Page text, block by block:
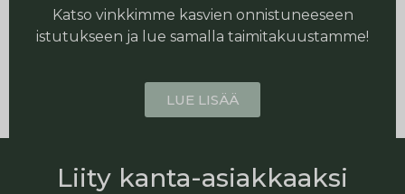
Katso vinkkimme kasvien onnistuneeseen
istutukseen ja lue samalla taimitakuustamme!
LUE LISÄÄ
Liity kanta-asiakkaaksi